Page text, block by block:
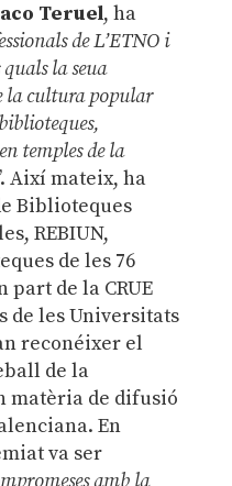
Teruel, ha
de L’ETNO i
quals la seua
la cultura popular
temples de la
Així mateix, ha
Biblioteques
REBIUN,
de les 76
de la CRUE
de les Universitats
reconéixer el
de la
matèria de difusió
En
va ser